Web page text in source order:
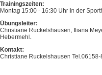
Trainingszeiten:
Montag 15:00 - 16:30 Uhr in der
Übungsleiter:
Christiane Ruckelshausen, Iliana
Hebermehl.
Kontakt:
Christiane Ruckelshausen